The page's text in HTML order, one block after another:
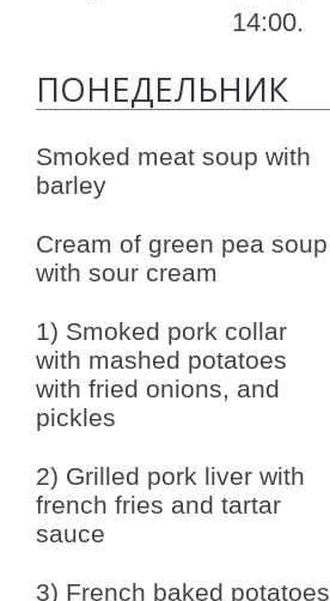
14:00.
ПОНЕДЕЛЬНИК
Smoked meat soup with
barley
Cream of green pea soup
with sour cream
1) Smoked pork collar
with mashed potatoes
with fried onions, and
pickles
2) Grilled pork liver with
french fries and tartar
sauce
3) French baked potatoes